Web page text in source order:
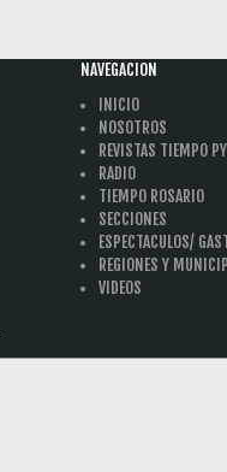
NAVEGACION
INICIO
NOSOTROS
REVISTAS TIEMPO
RADIO
TIEMPO ROSARIO
SECCIONES
ESPECTACULOS/
REGIONES Y
VIDEOS